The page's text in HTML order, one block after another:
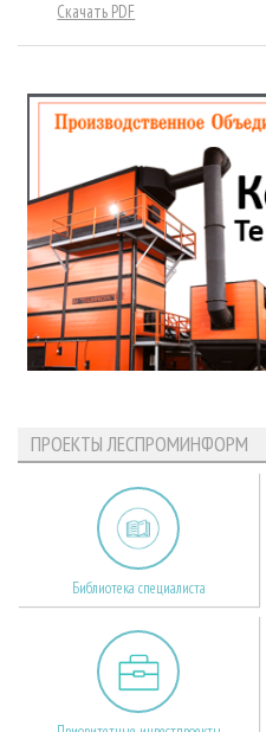
Скачать PDF
ПРОЕКТЫ ЛЕСПРОМИНФОРМ
Библиотека специалиста